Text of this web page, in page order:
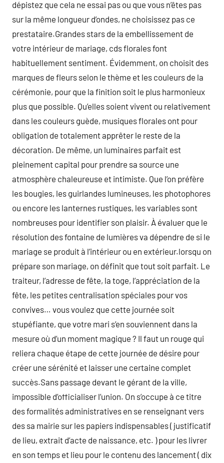
dépistez que cela ne essai pas ou que vous n’êtes pas
sur la même longueur d’ondes, ne choisissez pas ce
prestataire.Grandes stars de la embellissement de
votre intérieur de mariage, cds florales font
habituellement sentiment. Évidemment, on choisit des
marques de fleurs selon le thème et les couleurs de la
cérémonie, pour que la finition soit le plus harmonieux
plus que possible. Qu’elles soient vivent ou relativement
dans les couleurs guède, musiques florales ont pour
obligation de totalement apprêter le reste de la
décoration. De même, un luminaires parfait est
pleinement capital pour prendre sa source une
atmosphère chaleureuse et intimiste. Que l’on préfère
les bougies, les guirlandes lumineuses, les photophores
ou encore les lanternes rustiques, les variables sont
nombreuses pour identifier son plaisir. À évaluer que le
résolution des fontaine de lumières va dépendre de si le
mariage se produit à l’intérieur ou en extérieur.lorsqu on
prépare son mariage, on définit que tout soit parfait. Le
traiteur, l’adresse de fête, la toge, l’appréciation de la
fête, les petites centralisation spéciales pour vos
convives… vous voulez que cette journée soit
stupéfiante, que votre mari s’en souviennent dans la
mesure où d’un moment magique ? Il faut un rouge qui
reliera chaque étape de cette journée de désire pour
créer une sérénité et laisser une certaine complet
succès.Sans passage devant le gérant de la ville,
impossible d’officialiser l’union. On s’occupe à ce titre
des formalités administratives en se renseignant vers
des sa mairie sur les papiers indispensables ( justificatif
de lieu, extrait d’acte de naissance, etc. ) pour les livrer
en son temps et lieu pour le contenu des lancement ( dix